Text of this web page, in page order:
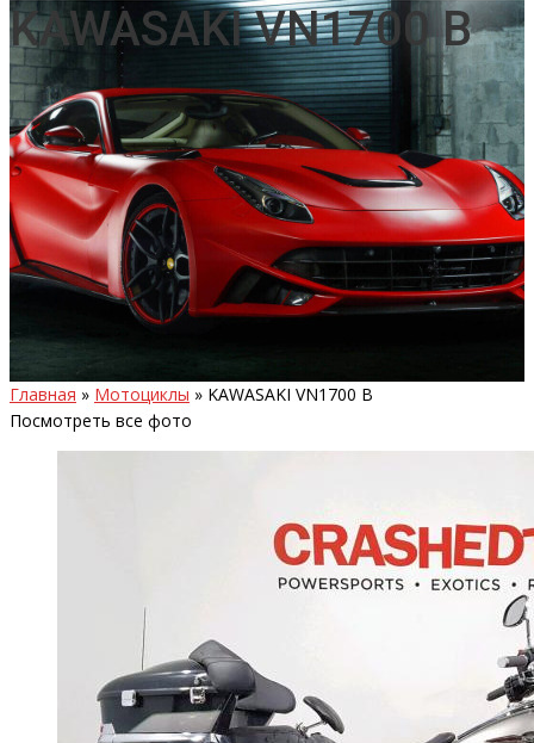
KAWASAKI VN1700 B
Главная » Мотоциклы » KAWASAKI VN1700 B
Посмотреть все фото